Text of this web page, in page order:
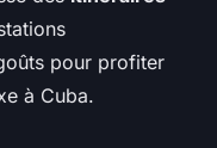
pour profiter
à Cuba.